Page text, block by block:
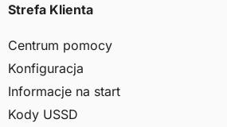
Strefa Klienta
Centrum pomocy
Konfiguracja
Informacje na start
Kody USSD